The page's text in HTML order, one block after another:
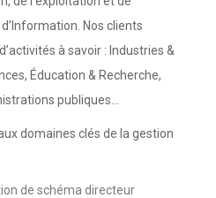
Nos clients
à savoir : Industries &
Éducation & Recherche,
publiques…
domaines clés de la gestion
de schéma directeur